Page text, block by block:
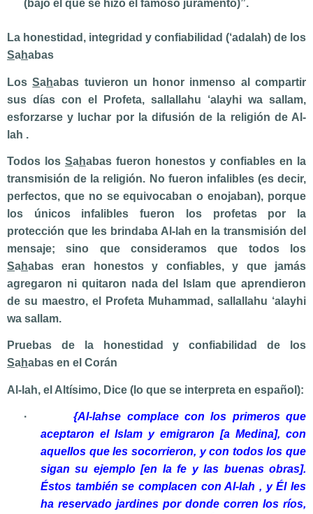
(bajo el que se hizo el famoso juramento)”.
La honestidad, integridad y confiabilidad (‘adalah) de los
Sahabas
LosSahabas tuvieron un honor inmenso al compartir
sus días con el Profeta, sallallahu ‘alayhi wa sallam,
esforzarse y luchar por la difusión de la religión de Al-
lah .
Todos los Sahabas fueron honestos y confiables en la
transmisión de la religión. No fueron infalibles (es decir,
perfectos, que no se equivocaban o enojaban), porque
los únicos infalibles fueron los profetas por la
protección que les brindaba Al-lah en la transmisión del
mensaje; sino que consideramos que todos los
Sahabas eran honestos y confiables, y que jamás
agregaron ni quitaron nada del Islam que aprendieron
de su maestro, el Profeta Muhammad, sallallahu ‘alayhi
wa sallam.
Pruebas de la honestidad y confiabilidad de los
Sahabas en el Corán
Al-lah, el Altísimo, Dice (lo que se interpreta en español):
·{Al-lahse complace con los primeros que
aceptaron el Islam y emigraron [a Medina], con
aquellos que les socorrieron, y con todos los que
sigan su ejemplo [en la fe y las buenas obras].
Éstos también se complacen con Al-lah , y Él les
ha reservado jardines por donde corren los ríos,